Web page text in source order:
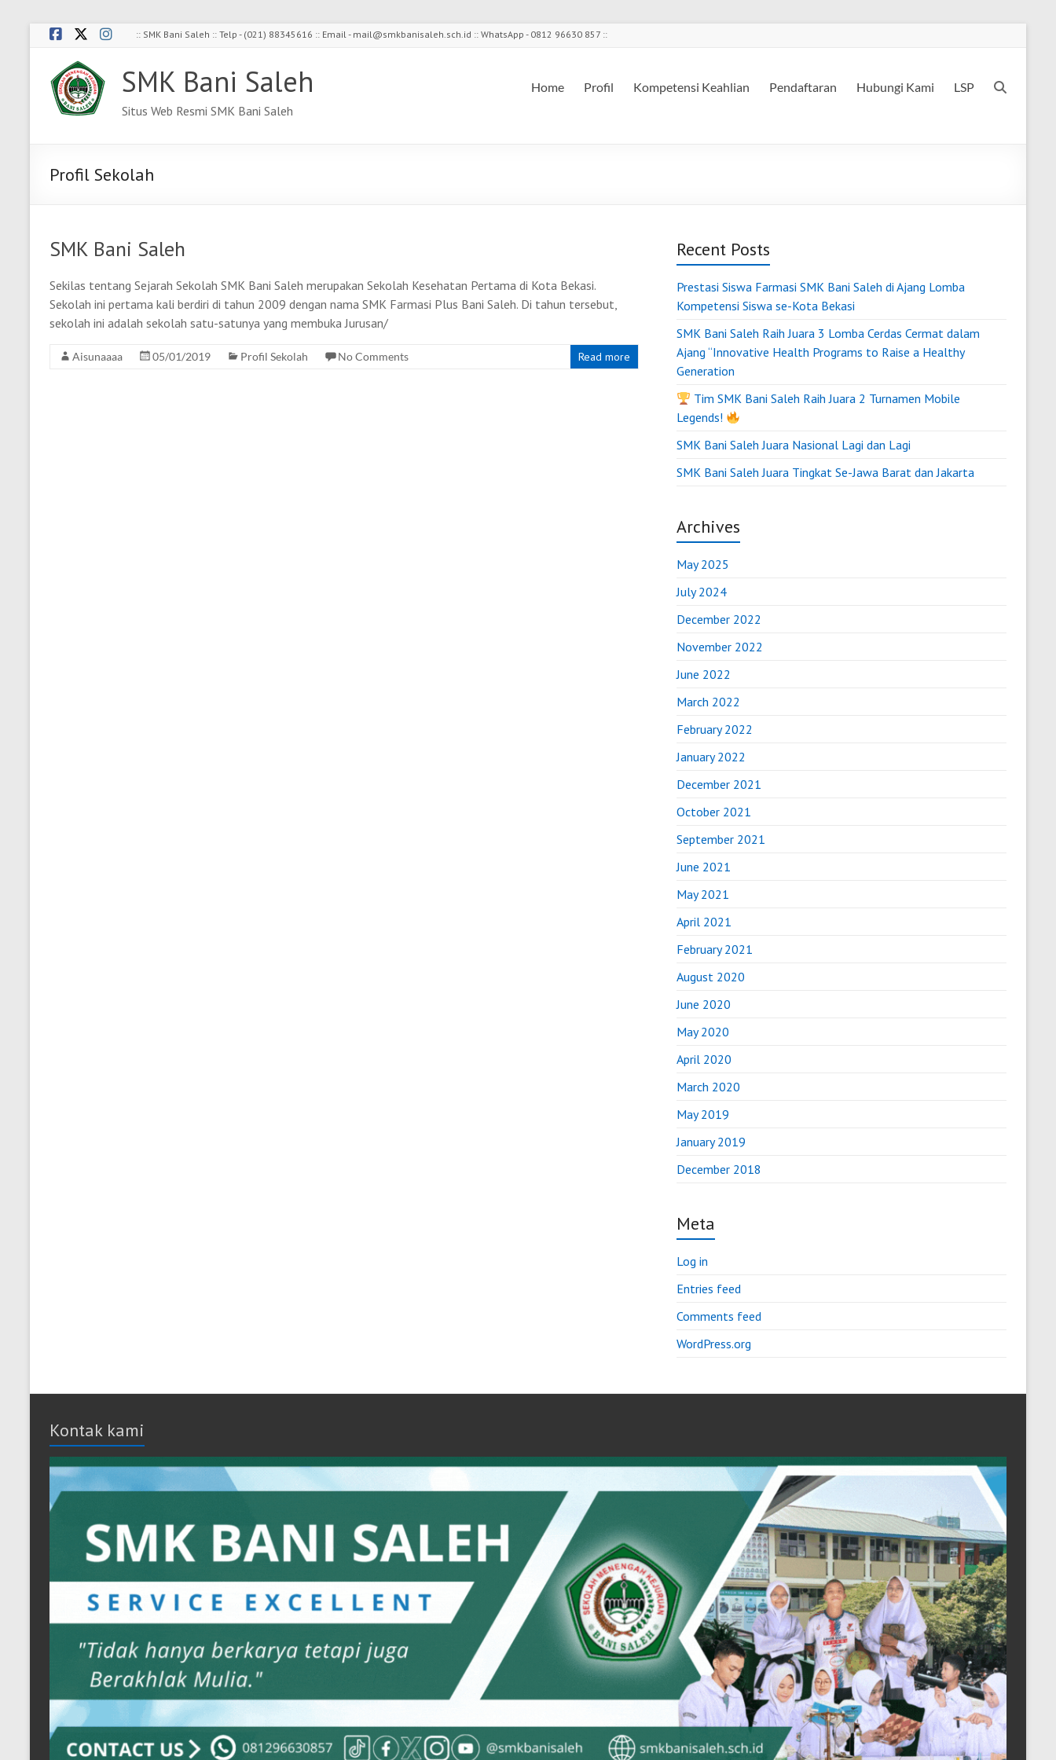
content
:: SMK Bani Saleh :: Telp - (021) 88345616 :: Email - mail@smkbanisaleh.sch.id :: WhatsApp - 0812 96630 857 ::
SMK Bani Saleh
Situs Web Resmi SMK Bani Saleh
Home Profil Kompetensi Keahlian Pendaftaran Hubungi Kami LSP
Profil Sekolah
SMK Bani Saleh
Sekilas tentang Sejarah Sekolah SMK Bani Saleh merupakan Sekolah Kesehatan Pertama di Kota Bekasi.
Sekolah ini pertama kali berdiri di tahun 2009 dengan nama SMK Farmasi Plus Bani Saleh. Di tahun tersebut,
sekolah ini adalah sekolah satu-satunya yang membuka Jurusan/
Aisunaaaa 05/01/2019 Profil Sekolah No Comments Read more
Recent Posts
Prestasi Siswa Farmasi SMK Bani Saleh di Ajang Lomba
Kompetensi Siswa se-Kota Bekasi
SMK Bani Saleh Raih Juara 3 Lomba Cerdas Cermat dalam
Ajang “Innovative Health Programs to Raise a Healthy
Generation
Tim SMK Bani Saleh Raih Juara 2 Turnamen Mobile
Legends!
SMK Bani Saleh Juara Nasional Lagi dan Lagi
SMK Bani Saleh Juara Tingkat Se-Jawa Barat dan Jakarta
Archives
May 2025
July 2024
December 2022
November 2022
June 2022
March 2022
February 2022
January 2022
December 2021
October 2021
September 2021
June 2021
May 2021
April 2021
February 2021
August 2020
June 2020
May 2020
April 2020
March 2020
May 2019
January 2019
December 2018
Meta
Log in
Entries feed
Comments feed
WordPress.org
Kontak kami